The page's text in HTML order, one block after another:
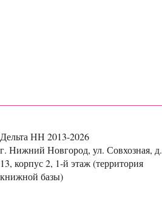
Дельта НН 2013-2026
г. Нижний Новгород, ул. Совхозная, д.
13, корпус 2, 1-й этаж (территория
книжной базы)